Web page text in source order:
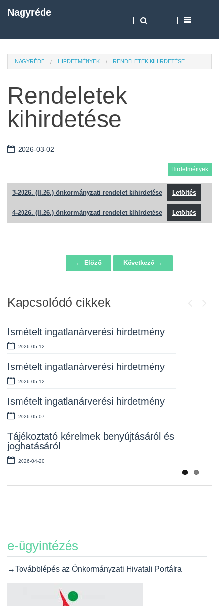
Nagyréde
NAGYRÉDE HIRDETMÉNYEK RENDELETEK KIHIRDETÉSE
Rendeletek
kihirdetése
2026-03-02
Hirdetmények
3-2026. (II.26.) önkormányzati rendelet kihirdetése Letöltés
4-2026. (II.26.) önkormányzati rendelet kihirdetése Letöltés
← Előző Következő →
Kapcsolódó cikkek
Ismételt ingatlanárverési hirdetmény
2026-05-12
Ismételt ingatlanárverési hirdetmény
2026-05-12
Ismételt ingatlanárverési hirdetmény
2026-05-07
Tájékoztató kérelmek benyújtásáról és
joghatásáról
2026-04-20
Ingatlanárverési hirdetmény
2026-04-01
Hirdetmény – ismételt ingatlanárverés
2026-03-17
Ismételt ingatlanárverési hirdetmények
2026-03-02
Ismételt ingatlanárverési hirdetmények
2026-02-23
e-ügyintézés
→Továbblépés az Önkormányzati Hivatali Portálra